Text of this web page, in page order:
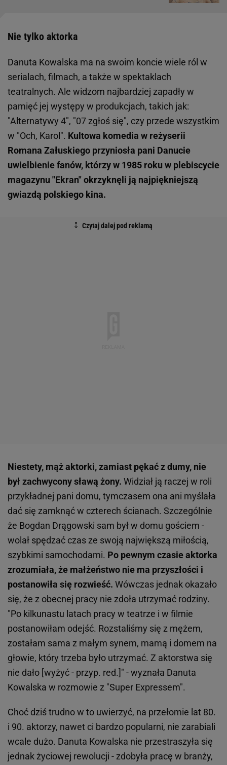
Nie tylko aktorka
Danuta Kowalska ma na swoim koncie wiele ról w
serialach, filmach, a także w spektaklach
teatralnych. Ale widzom najbardziej zapadły w
pamięć jej występy w produkcjach, takich jak:
"Alternatywy 4", "07 zgłoś się", czy przede wszystkim
w "Och, Karol". Kultowa komedia w reżyserii
Romana Załuskiego przyniosła pani Danucie
uwielbienie fanów, którzy w 1985 roku w plebiscycie
magazynu "Ekran" okrzyknęli ją najpiękniejszą
gwiazdą polskiego kina.
Niestety, mąż aktorki, zamiast pękać z dumy, nie
był zachwycony sławą żony. Widział ją raczej w roli
przykładnej pani domu, tymczasem ona ani myślała
dać się zamknąć w czterech ścianach. Szczególnie
że Bogdan Drągowski sam był w domu gościem -
wolał spędzać czas ze swoją największą miłością,
szybkimi samochodami. Po pewnym czasie aktorka
zrozumiała, że małżeństwo nie ma przyszłości i
postanowiła się rozwieść. Wówczas jednak okazało
się, że z obecnej pracy nie zdoła utrzymać rodziny.
"Po kilkunastu latach pracy w teatrze i w filmie
postanowiłam odejść. Rozstaliśmy się z mężem,
zostałam sama z małym synem, mamą i domem na
głowie, który trzeba było utrzymać. Z aktorstwa się
nie dało [wyżyć - przyp. red.]" - wyznała Danuta
Kowalska w rozmowie z "Super Expressem".
Choć dziś trudno w to uwierzyć, na przełomie lat 80.
i 90. aktorzy, nawet ci bardzo popularni, nie zarabiali
wcale dużo. Danuta Kowalska nie przestraszyła się
jednak życiowej rewolucji - zdobyła pracę w branży,